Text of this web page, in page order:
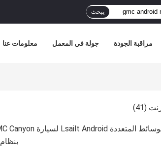
يبحث
معلومات عنا جولة في المعمل مراقبة الجودة
(41)
بنظام Intellilink مع Carplay